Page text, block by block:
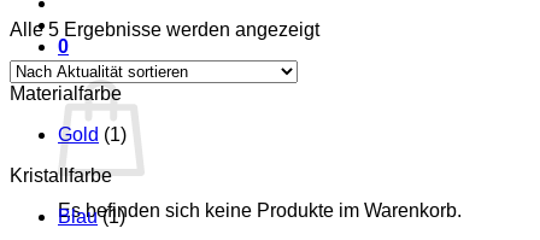
0
Warenkorb
Es befinden sich keine Produkte im Warenkorb.
Alle 5 Ergebnisse werden angezeigtNach
Materialfarbe
Gold (1)
Kristallfarbe
Blau (1)